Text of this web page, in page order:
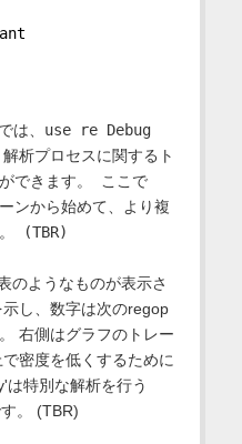
は、 use re Debug
析プロセスに関するト
できます。 ここで
ンから始めて、より複
(TBR)
のようなものが表示さ
し、数字は次のregop
右側はグラフのトレー
密度を低くするために
特別な解析を行う
。 (TBR)